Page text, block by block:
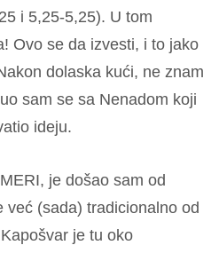
i 5,25-5,25). U tom
Ovo se da izvesti, i to jako
dolaska kući, ne znam
sam se sa Nenadom koji
ideju.
je došao sam od
već (sada) tradicionalno od
je tu oko